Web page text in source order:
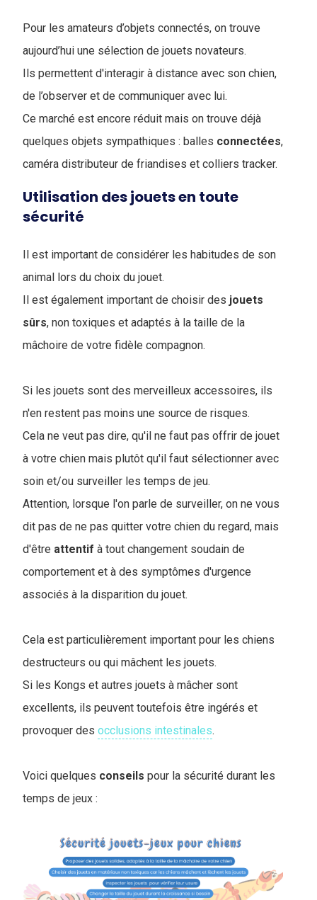
Pour les amateurs d’objets connectés, on trouve
aujourd’hui une sélection de jouets novateurs.
Ils permettent d'interagir à distance avec son chien,
de l’observer et de communiquer avec lui.
Ce marché est encore réduit mais on trouve déjà
quelques objets sympathiques : balles connectées,
caméra distributeur de friandises et colliers tracker.
Utilisation des jouets en toute
sécurité
Il est important de considérer les habitudes de son
animal lors du choix du jouet.
Il est également important de choisir des jouets
sûrs, non toxiques et adaptés à la taille de la
mâchoire de votre fidèle compagnon.
Si les jouets sont des merveilleux accessoires, ils
n'en restent pas moins une source de risques.
Cela ne veut pas dire, qu'il ne faut pas offrir de jouet
à votre chien mais plutôt qu'il faut sélectionner avec
soin et/ou surveiller les temps de jeu.
Attention, lorsque l'on parle de surveiller, on ne vous
dit pas de ne pas quitter votre chien du regard, mais
d'être attentif à tout changement soudain de
comportement et à des symptômes d'urgence
associés à la disparition du jouet.
Cela est particulièrement important pour les chiens
destructeurs ou qui mâchent les jouets.
Si les Kongs et autres jouets à mâcher sont
excellents, ils peuvent toutefois être ingérés et
provoquer des occlusions intestinales.
Voici quelques conseils pour la sécurité durant les
temps de jeux :